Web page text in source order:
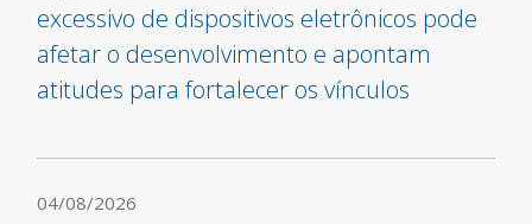
excessivo de dispositivos eletrônicos pode
afetar o desenvolvimento e apontam
atitudes para fortalecer os vínculos
04/08/2026